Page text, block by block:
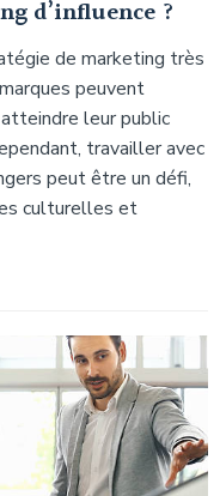
d’influence ?
de marketing très
peuvent
leur public
travailler avec
peut être un défi,
culturelles et